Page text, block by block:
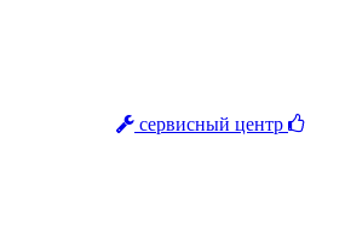
сервисный центр